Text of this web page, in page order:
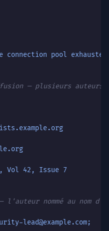
connection pool exhausted
— plusieurs auteurs
Vol 42, Issue 7
l'auteur nommé au nom
lead@example.com;